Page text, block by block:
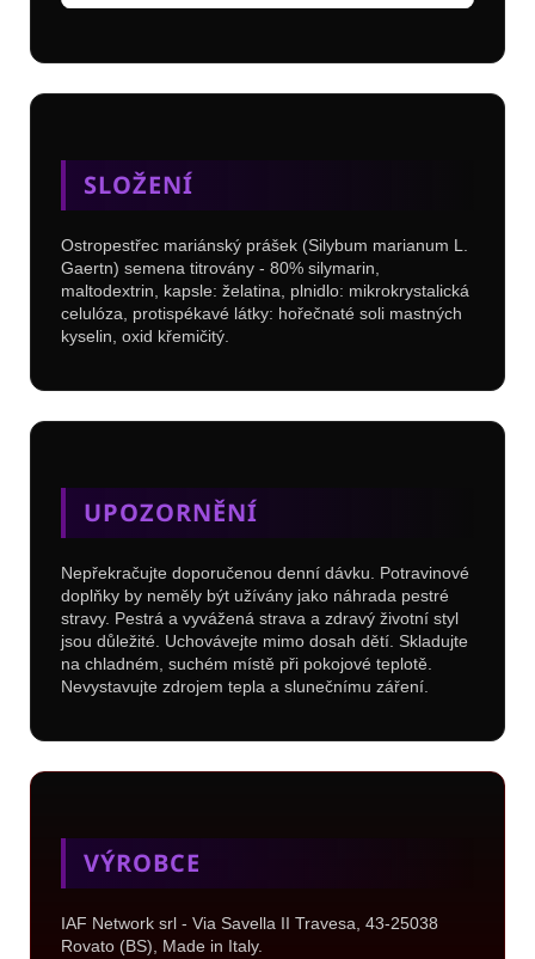
SLOŽENÍ
Ostropestřec mariánský prášek (Silybum marianum L.
Gaertn) semena titrovány - 80% silymarin,
maltodextrin, kapsle: želatina, plnidlo: mikrokrystalická
celulóza, protispékavé látky: hořečnaté soli mastných
kyselin, oxid křemičitý.
UPOZORNĚNÍ
Nepřekračujte doporučenou denní dávku. Potravinové
doplňky by neměly být užívány jako náhrada pestré
stravy. Pestrá a vyvážená strava a zdravý životní styl
jsou důležité. Uchovávejte mimo dosah dětí. Skladujte
na chladném, suchém místě při pokojové teplotě.
Nevystavujte zdrojem tepla a slunečnímu záření.
VÝROBCE
IAF Network srl - Via Savella II Travesa, 43-25038
Rovato (BS), Made in Italy.